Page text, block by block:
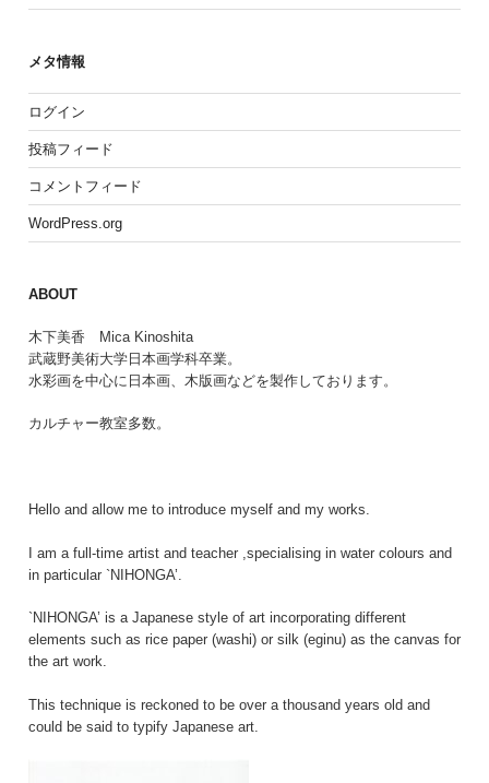
メタ情報
ログイン
投稿フィード
コメントフィード
WordPress.org
ABOUT
木下美香 Mica Kinoshita
武蔵野美術大学日本画学科卒業。
水彩画を中心に日本画、木版画などを製作しております。
カルチャー教室多数。
Hello and allow me to introduce myself and my works.
I am a full-time artist and teacher ,specialising in water colours and
in particular `NIHONGA’.
`NIHONGA’ is a Japanese style of art incorporating different
elements such as rice paper (washi) or silk (eginu) as the canvas for
the art work.
This technique is reckoned to be over a thousand years old and
could be said to typify Japanese art.